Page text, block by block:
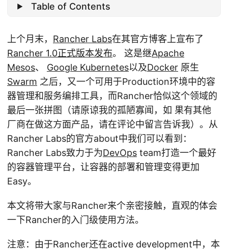
Table of Contents
上个月末， Rancher Labs在其官方博客上宣布了
Rancher 1.0正式版本发布。 这是继Apache
Mesos、 Google Kubernetes以及Docker 原生
Swarm 之后，又一个可用于Production环境中的容
器管理和服务编排工具，而Rancher恰似这个领域的
最后一张拼图（请原谅我的孤陋寡闻，如 果有其他
厂商在做这方面产品，请在评论中留言告诉我）。从
Rancher Labs的官方about中我们可以看到：
Rancher Labs致力于为DevOps team打造一个最好
的容器管理平台，让容器的部署和管理变得更加
Easy。
本文将带大家与Rancher来个亲密接触，直观的体会
一下Rancher的入门级使用方法。
注意：由于Rancher还在active development中，本